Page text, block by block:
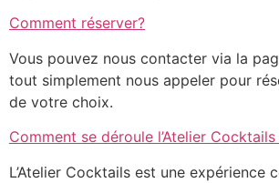
Comment réserver?
Vous pouvez nous contacter via la
tout simplement nous appeler pour
de votre choix.
Comment se déroule l’Atelier Cocktails
L’Atelier Cocktails est une expérience